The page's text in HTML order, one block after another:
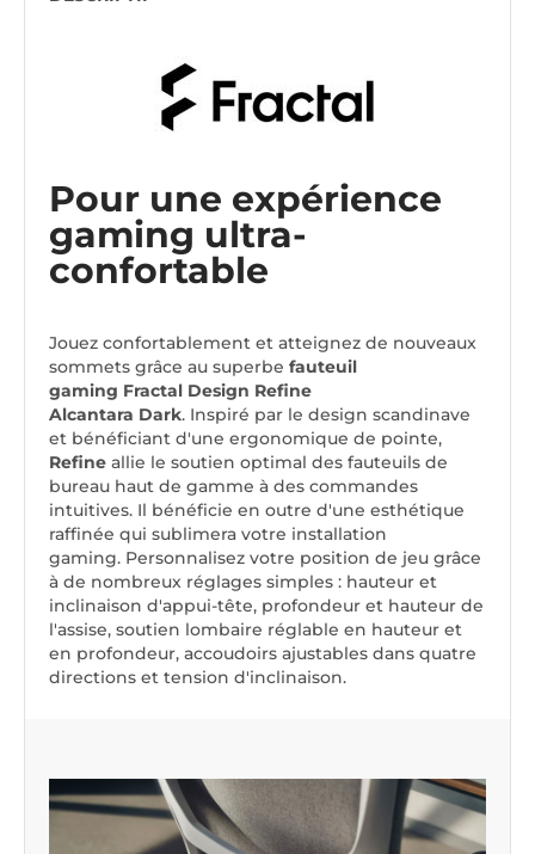
Pour une expérience
gaming ultra-
confortable
Jouez confortablement et atteignez de nouveaux
sommets grâce au superbe fauteuil
gaming Fractal Design Refine
Alcantara Dark. Inspiré par le design scandinave
et bénéficiant d'une ergonomique de pointe,
Refine allie le soutien optimal des fauteuils de
bureau haut de gamme à des commandes
intuitives. Il bénéficie en outre d'une esthétique
raffinée qui sublimera votre installation
gaming. Personnalisez votre position de jeu grâce
à de nombreux réglages simples : hauteur et
inclinaison d'appui-tête, profondeur et hauteur de
l'assise, soutien lombaire réglable en hauteur et
en profondeur, accoudoirs ajustables dans quatre
directions et tension d'inclinaison.